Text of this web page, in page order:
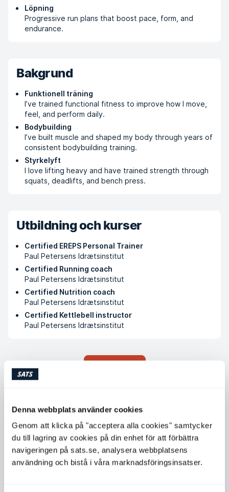
Denna webbplats använder cookies
Genom att klicka på "acceptera alla cookies" samtycker
du till lagring av cookies på din enhet för att förbättra
navigeringen på sats.se, analysera webbplatsens
användning och bistå i våra marknadsföringsinsatser.
Löpning
Progressive run plans that boost pace, form, and
endurance.
Bakgrund
Funktionell träning
I’ve trained functional fitness to improve how I move,
feel, and perform daily.
Bodybuilding
I’ve built muscle and shaped my body through years of
consistent bodybuilding training.
Styrkelyft
I love lifting heavy and have trained strength through
squats, deadlifts, and bench press.
Utbildning och kurser
Certified EREPS Personal Trainer
Paul Petersens Idrætsinstitut
Certified Running coach
Paul Petersens Idrætsinstitut
Certified Nutrition coach
Paul Petersens Idrætsinstitut
Certified Kettlebell instructor
Paul Petersens Idrætsinstitut
Tillgängliga tider
Måndag
08:00 - 22:00
Tisdag
08:00 - 22:00
Onsdag
08:00 - 22:00